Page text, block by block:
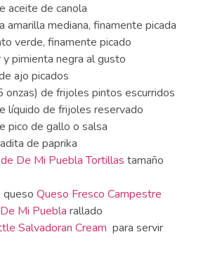
aceite de canola
amarilla mediana, finamente picada
verde, finamente picado
pimienta negra al gusto
ajo picados
onzas) de frijoles pintos escurridos
líquido de frijoles reservado
pico de gallo o salsa
de paprika
De Mi Puebla Tortillas tamaño
queso Queso Fresco Campestre
Mi Puebla rallado
Salvadoran Cream para servir